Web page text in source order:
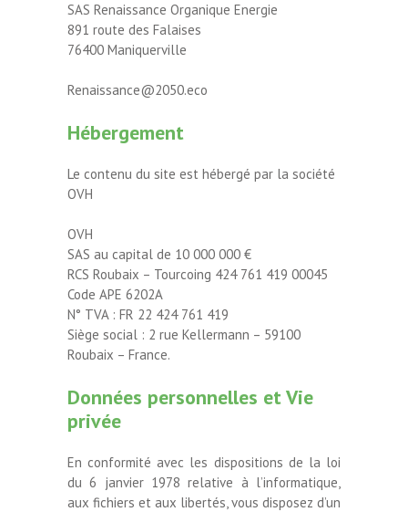
SAS Renaissance Organique Energie
891 route des Falaises
76400 Maniquerville
Renaissance@2050.eco
Hébergement
Le contenu du site est hébergé par la société
OVH
OVH
SAS au capital de 10 000 000 €
RCS Roubaix – Tourcoing 424 761 419 00045
Code APE 6202A
N° TVA : FR 22 424 761 419
Siège social : 2 rue Kellermann – 59100
Roubaix – France.
Données personnelles et Vie
privée
En conformité avec les dispositions de la loi
du 6 janvier 1978 relative à l’informatique,
aux fichiers et aux libertés, vous disposez d’un